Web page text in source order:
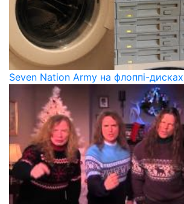
Seven Nation Army на флоппі-дисках